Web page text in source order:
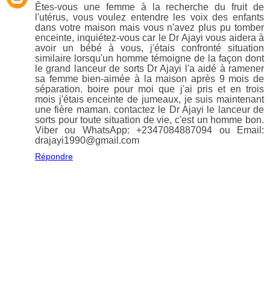
Êtes-vous une femme à la recherche du fruit de
l'utérus, vous voulez entendre les voix des enfants
dans votre maison mais vous n'avez plus pu tomber
enceinte, inquiétez-vous car le Dr Ajayi vous aidera à
avoir un bébé à vous, j'étais confronté situation
similaire lorsqu'un homme témoigne de la façon dont
le grand lanceur de sorts Dr Ajayi l'a aidé à ramener
sa femme bien-aimée à la maison après 9 mois de
séparation. boire pour moi que j'ai pris et en trois
mois j'étais enceinte de jumeaux, je suis maintenant
une fière maman. contactez le Dr Ajayi le lanceur de
sorts pour toute situation de vie, c'est un homme bon.
Viber ou WhatsApp: +2347084887094 ou Email:
drajayi1990@gmail.com
Répondre